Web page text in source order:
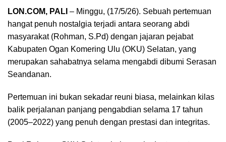
LON.COM, PALI – Minggu, (17/5/26). Sebuah pertemuan
hangat penuh nostalgia terjadi antara seorang abdi
masyarakat (Rohman, S.Pd) dengan jajaran pejabat
Kabupaten Ogan Komering Ulu (OKU) Selatan, yang
merupakan sahabatnya selama mengabdi dibumi Serasan
Seandanan.
Pertemuan ini bukan sekadar reuni biasa, melainkan kilas
balik perjalanan panjang pengabdian selama 17 tahun
(2005–2022) yang penuh dengan prestasi dan integritas.